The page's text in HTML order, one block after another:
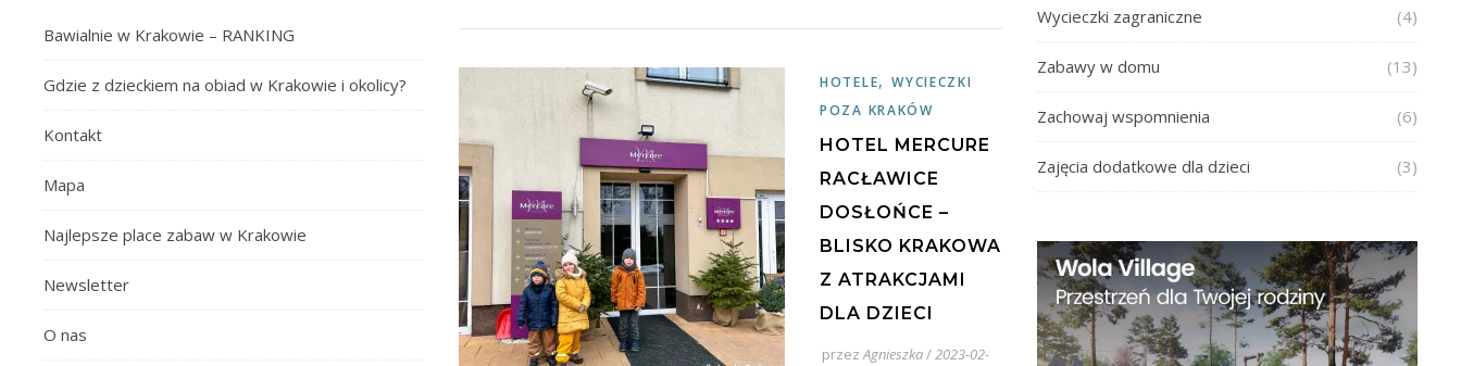
Bawialnie w Krakowie – RANKING
Gdzie z dzieckiem na obiad w Krakowie i okolicy?
Kontakt
Mapa
Najlepsze place zabaw w Krakowie
Newsletter
O nas
HOTELE,WYCIECZKI
POZA KRAKÓW
HOTEL MERCURE
RACŁAWICE
DOSŁOŃCE –
BLISKO KRAKOWA
Z ATRAKCJAMI
DLA DZIECI
przez Agnieszka/2023-02-
Wycieczki zagraniczne (4)
Zabawy w domu (13)
Zachowaj wspomnienia (6)
Zajęcia dodatkowe dla dzieci (3)